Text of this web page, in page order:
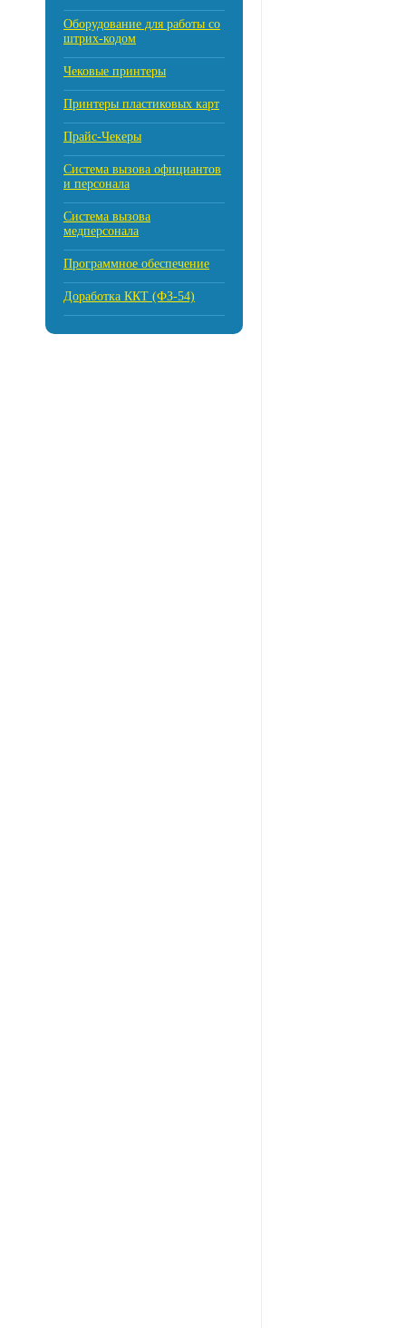
Оборудование для работы со
штрих-кодом
Чековые принтеры
Принтеры пластиковых карт
Прайс-Чекеры
Cистема вызова официантов
и персонала
Система вызова
медперсонала
Программное обеспечение
Доработка ККТ (ФЗ-54)